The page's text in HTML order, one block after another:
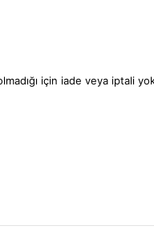
için iade veya iptali